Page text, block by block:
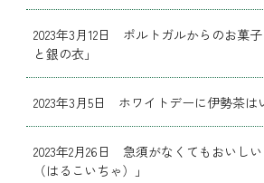
2023年3月12日 ポルトガルからのお菓
と銀の衣」
2023年3月5日 ホワイトデーに伊勢茶は
2023年2月26日 急須がなくてもおいし
（はるこいちゃ）」